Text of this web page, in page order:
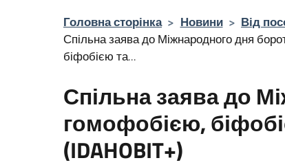
Головна сторінка > Новини > Від
Спільна заява до Міжнародного дня
біфобією та...
Спільна заява до
гомофобією,
(IDAHOBIT+)